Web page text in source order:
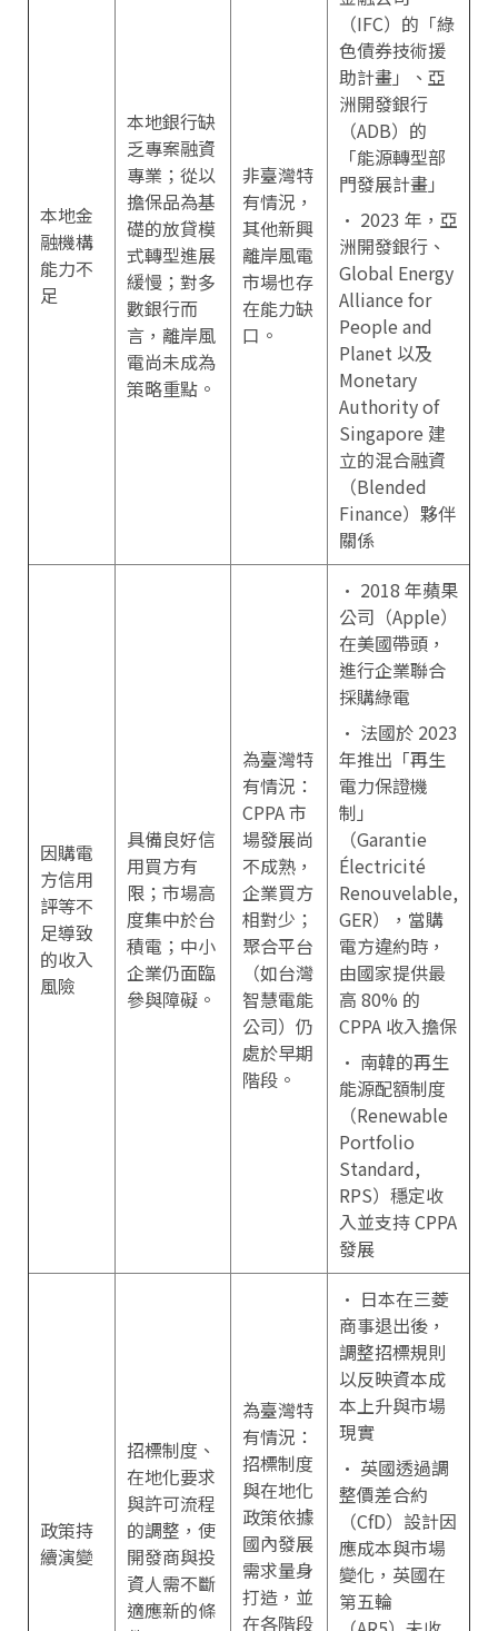
本地金
融機構
能力不
足
本地銀行缺
乏專案融資
專業；從以
擔保品為基
礎的放貸模
式轉型進展
緩慢；對多
數銀行而
言，離岸風
電尚未成為
策略重點。
非臺灣特
有情況，
其他新興
離岸風電
市場也存
在能力缺
口。
（IFC）的「綠
色債券技術援
助計畫」、亞
洲開發銀行
（ADB）的
「能源轉型部
門發展計畫」
• 2023 年，亞
洲開發銀行、
Global Energy
Alliance for
People and
Planet 以及
Monetary
Authority of
Singapore 建
立的混合融資
（Blended
Finance）夥伴
關係
因購電
方信用
評等不
足導致
的收入
風險
具備良好信
用買方有
限；市場高
度集中於台
積電；中小
企業仍面臨
參與障礙。
為臺灣特
有情況：
CPPA 市
場發展尚
不成熟，
企業買方
相對少；
聚合平台
（如台灣
智慧電能
公司）仍
處於早期
階段。
• 2018 年蘋果
公司（Apple）
在美國帶頭，
進行企業聯合
採購綠電
• 法國於 2023
年推出「再生
電力保證機
制」
（Garantie
Électricité
Renouvelable,
GER），當購
電方違約時，
由國家提供最
高 80% 的
CPPA 收入擔保
• 南韓的再生
能源配額制度
（Renewable
Portfolio
Standard,
RPS）穩定收
入並支持 CPPA
發展
政策持
續演變
招標制度、
在地化要求
與許可流程
的調整，使
開發商與投
資人需不斷
適應新的條
為臺灣特
有情況：
招標制度
與在地化
政策依據
國內發展
需求量身
打造，並
在各階段
• 日本在三菱
商事退出後，
調整招標規則
以反映資本成
本上升與市場
現實
• 英國透過調
整價差合約
（CfD）設計因
應成本與市場
變化，英國在
第五輪